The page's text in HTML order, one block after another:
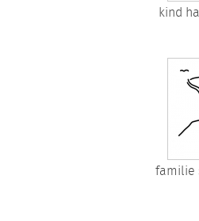
kind
familie